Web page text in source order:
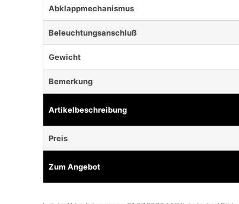
Abklappmechanismus
Beleuchtungsanschluß
Gewicht
Bemerkung
Artikelbeschreibung
Preis
Zum Angebot